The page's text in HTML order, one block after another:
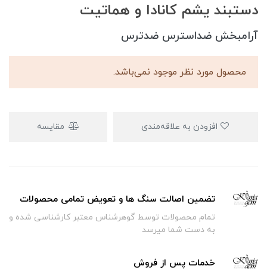
دستبند یشم کانادا و هماتیت
آرامبخش ضداسترس ضدترس
محصول مورد نظر موجود نمی‌باشد.
مقایسه
تضمین اصالت سنگ ها و تعویض تمامی محصولات
تمام محصولات توسط گوهرشناس معتبر کارشناسی شده و
به دست شما میرسد
خدمات پس از فروش